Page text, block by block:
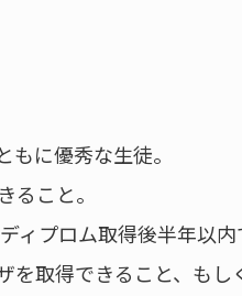
に優秀な生徒。
ること。
ィプロム取得後半年以
を取得できること、もし